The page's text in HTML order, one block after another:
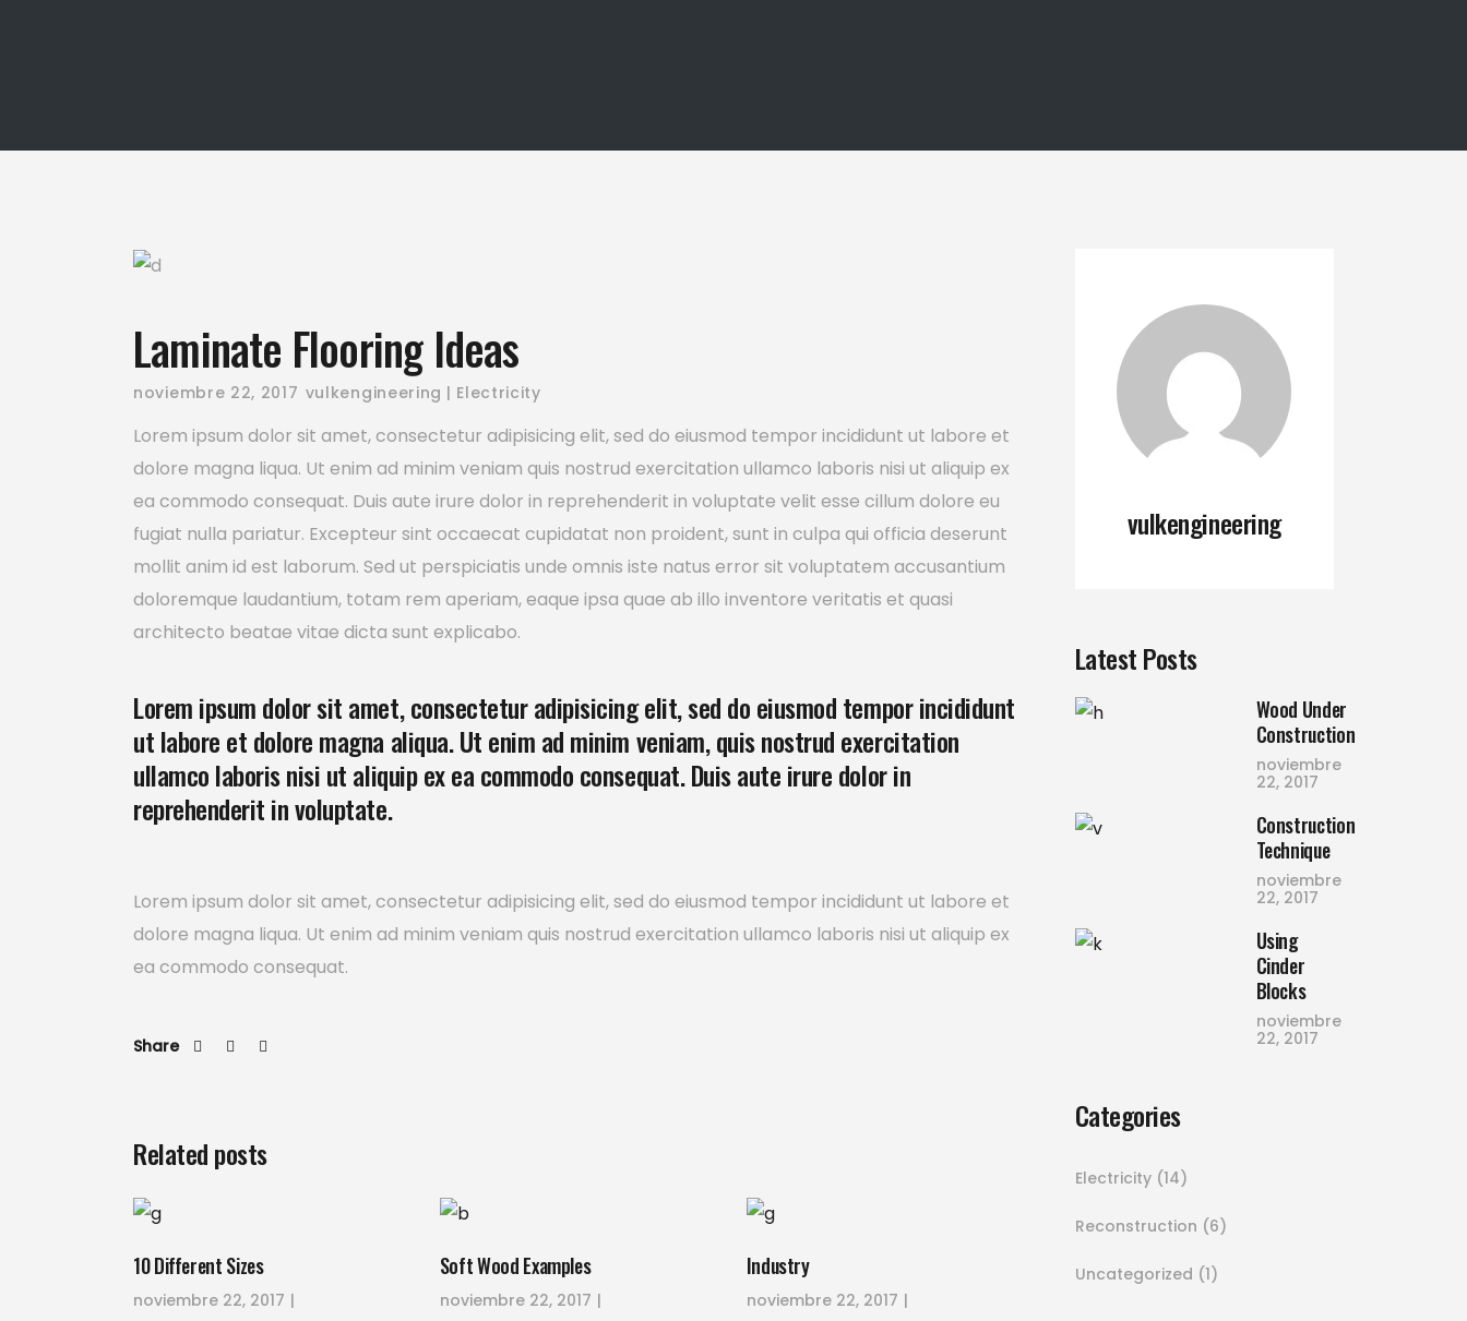
Laminate Flooring Ideas
noviembre 22, 2017 vulkengineering Electricity
Lorem ipsum dolor sit amet, consectetur adipisicing elit, sed do eiusmod tempor incididunt ut labore et
dolore magna liqua. Ut enim ad minim veniam quis nostrud exercitation ullamco laboris nisi ut aliquip ex
ea commodo consequat. Duis aute irure dolor in reprehenderit in voluptate velit esse cillum dolore eu
fugiat nulla pariatur. Excepteur sint occaecat cupidatat non proident, sunt in culpa qui officia deserunt
mollit anim id est laborum. Sed ut perspiciatis unde omnis iste natus error sit voluptatem accusantium
doloremque laudantium, totam rem aperiam, eaque ipsa quae ab illo inventore veritatis et quasi
architecto beatae vitae dicta sunt explicabo.
Lorem ipsum dolor sit amet, consectetur adipisicing elit, sed do eiusmod tempor incididunt
ut labore et dolore magna aliqua. Ut enim ad minim veniam, quis nostrud exercitation
ullamco laboris nisi ut aliquip ex ea commodo consequat. Duis aute irure dolor in
reprehenderit in voluptate.
Lorem ipsum dolor sit amet, consectetur adipisicing elit, sed do eiusmod tempor incididunt ut labore et
dolore magna liqua. Ut enim ad minim veniam quis nostrud exercitation ullamco laboris nisi ut aliquip ex
ea commodo consequat.
Share
Related posts
10 Different Sizes
noviembre 22, 2017
Soft Wood Examples
noviembre 22, 2017
Industry
noviembre 22, 2017
vulkengineering
Latest Posts
Wood Under
Construction
noviembre
22, 2017
Construction
Technique
noviembre
22, 2017
Using
Cinder
Blocks
noviembre
22, 2017
Categories
Electricity(14)
Reconstruction (6)
Uncategorized (1)